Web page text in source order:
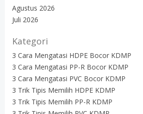
Agustus 2026
Juli 2026
Kategori
3 Cara Mengatasi HDPE Bocor KDMP
3 Cara Mengatasi PP-R Bocor KDMP
3 Cara Mengatasi PVC Bocor KDMP
3 Trik Tipis Memilih HDPE KDMP
3 Trik Tipis Memilih PP-R KDMP